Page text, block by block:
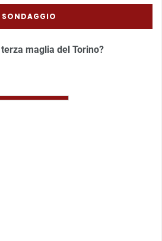
SONDAGGIO
maglia del Torino?